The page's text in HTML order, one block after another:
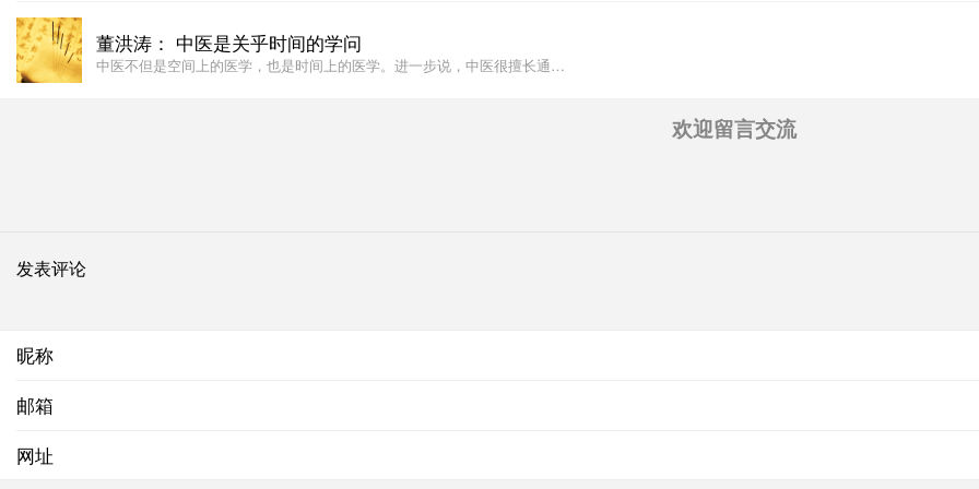
董洪涛： 中医是关乎时间的学问
中医不但是空间上的医学，也是时间上的医学。进一步说，中医很擅长通…
欢迎留言交流
发表评论
昵称
邮箱
网址